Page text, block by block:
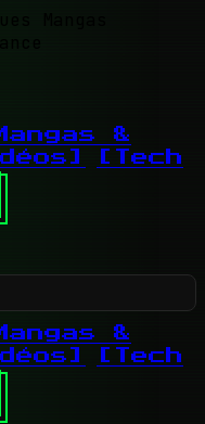
Mangas
&
[Tech
&
[Tech